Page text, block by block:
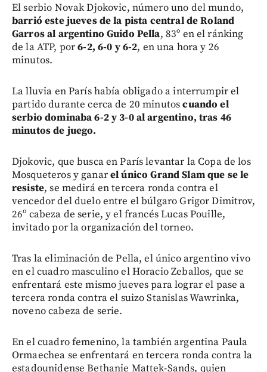
El serbio Novak Djokovic, número uno del mundo,
barrió este jueves de la pista central de Roland
Garros al argentino Guido Pella, 83º en el ránking
de la ATP, por6-2, 6-0 y 6-2, en una hora y 26
minutos.
La lluvia en París había obligado a interrumpir el
partido durante cerca de 20 minutoscuando el
serbio dominaba 6-2 y 3-0 al argentino, tras 46
minutos de juego.
Djokovic, que busca en París levantar la Copa de los
Mosqueteros y ganarel único Grand Slam que se le
resiste, se medirá en tercera ronda contra el
vencedor del duelo entre el búlgaro Grigor Dimitrov,
26º cabeza de serie, y el francés Lucas Pouille,
invitado por la organización del torneo.
Tras la eliminación de Pella, el único argentino vivo
en el cuadro masculino el Horacio Zeballos, que se
enfrentará este mismo jueves para lograr el pase a
tercera ronda contra el suizo Stanislas Wawrinka,
noveno cabeza de serie.
En el cuadro femenino, la también argentina Paula
Ormaechea se enfrentará en tercera ronda contra la
estadounidense Bethanie Mattek-Sands, quien